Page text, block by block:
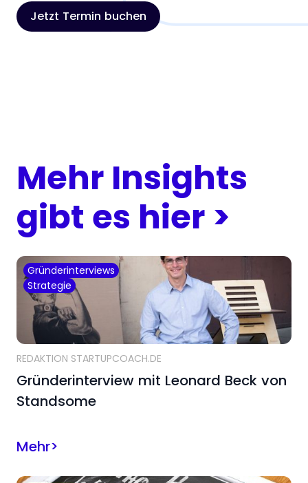
Jetzt Termin buchen
Mehr Insights
gibt es hier >
Gründerinterviews
Strategie
REDAKTION STARTUPCOACH.DE
Gründerinterview mit Leonard Beck von
Standsome
Mehr>